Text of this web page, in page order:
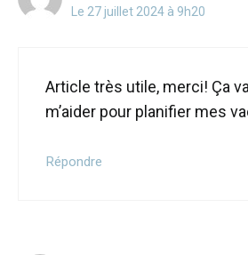
Le 27 juillet 2024 à 9h20
Article très utile, merci! Ça
m’aider pour planifier mes
Répondre